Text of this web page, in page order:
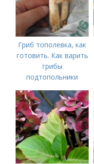
Гриб тополевка, как
готовить. Как варить
грибы
подтопольники